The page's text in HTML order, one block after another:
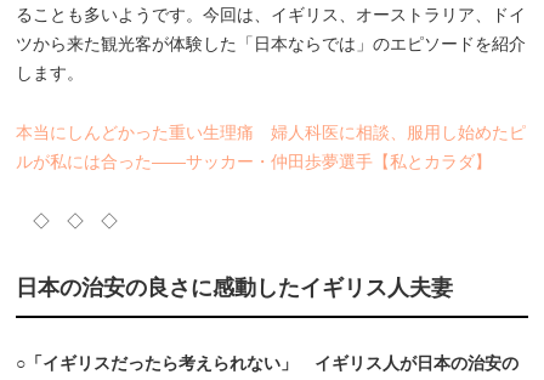
ることも多いようです。今回は、イギリス、オーストラリア、ドイ
ツから来た観光客が体験した「日本ならでは」のエピソードを紹介
します。
本当にしんどかった重い生理痛 婦人科医に相談、服用し始めたピ
ルが私には合った――サッカー・仲田歩夢選手【私とカラダ】
◇ ◇ ◇
日本の治安の良さに感動したイギリス人夫妻
○「イギリスだったら考えられない」 イギリス人が日本の治安の